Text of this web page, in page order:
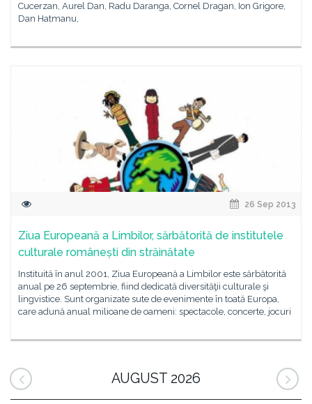
Cucerzan, Aurel Dan, Radu Daranga, Cornel Dragan, Ion Grigore,
Dan Hatmanu,
26 Sep 2013
Ziua Europeană a Limbilor, sărbătorită de institutele
culturale românești din străinătate
Instituită în anul 2001, Ziua Europeană a Limbilor este sărbătorită
anual pe 26 septembrie, fiind dedicată diversităţii culturale şi
lingvistice. Sunt organizate sute de evenimente în toată Europa,
care adună anual milioane de oameni: spectacole, concerte, jocuri
AUGUST 2026